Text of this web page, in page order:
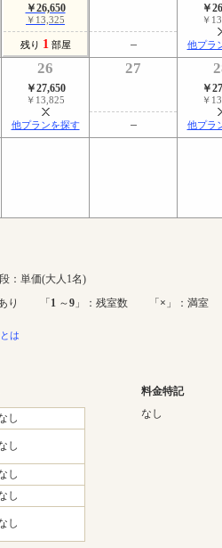
￥26,650
￥13,325
残り 1 部屋
￥
￥
他プラ
26
￥27,650
￥13,825
他プランを探す
27
￥
￥
他プラ
：単価(大人1名)
あり 「1 ～9 」：残室数 「× 」：満室
は
料金特記
し
し
し
し
し
なし